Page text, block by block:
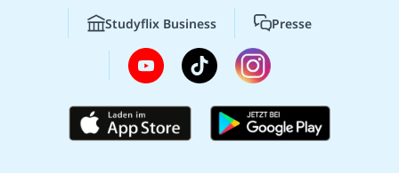
Studyflix Business Presse